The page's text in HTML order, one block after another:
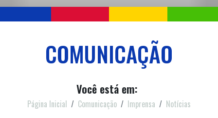
COMUNICAÇÃO
Você está em:
Página Inicial Comunicação Imprensa Notícias